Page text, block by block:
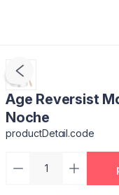
Age Reversist
Noche
productDetail.code